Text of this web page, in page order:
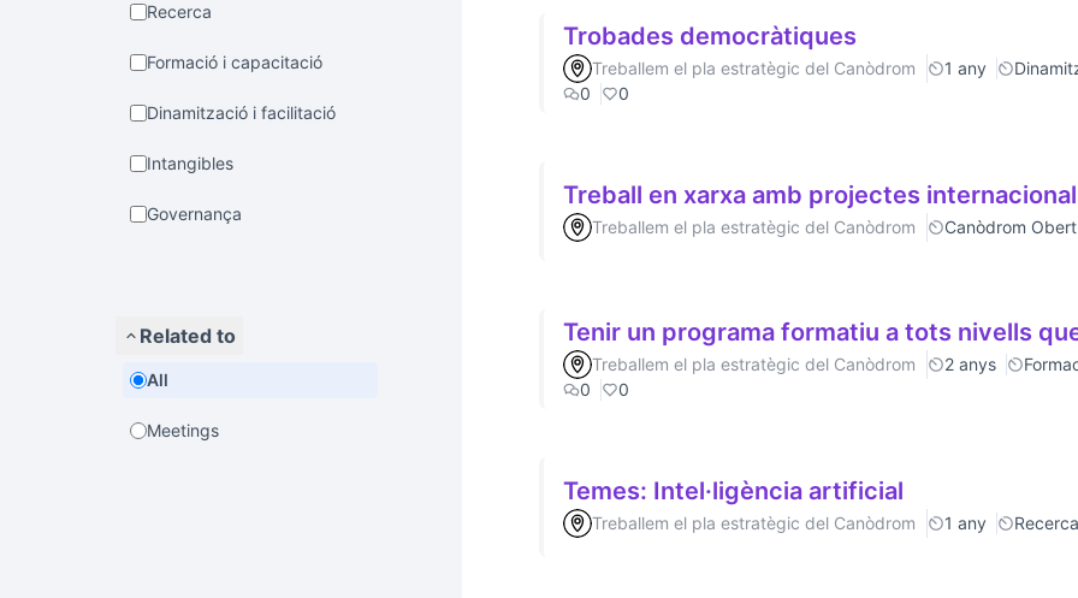
Recerca
Formació i capacitació
Dinamització i facilitació
Intangibles
Governança
Related to
All
Meetings
Trobades democràtiques
Treballem el pla estratègic del Canòdrom 1 any
0
0
Treball en xarxa amb projectes
Treballem el pla estratègic del Canòdrom Canòdrom Obert
Tenir un programa formatiu a tots nivells
Treballem el pla estratègic del Canòdrom 2 anys
0
0
Temes: Intel·ligència artificial
Treballem el pla estratègic del Canòdrom 1 any Recerca